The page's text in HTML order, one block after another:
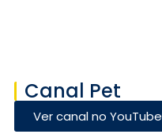
Canal Pet
Ver canal no YouTube